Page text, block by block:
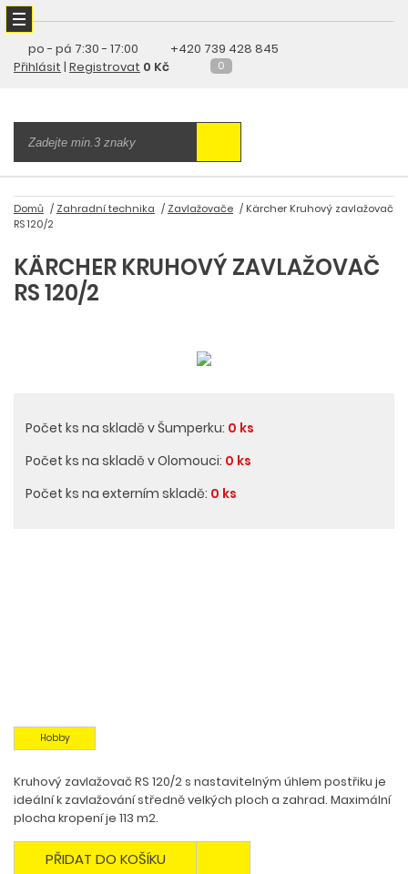
po - pá 7:30 - 17:00
+420 739 428 845
Přihlásit | Registrovat 0 Kč 0
Domů Zahradní technika Zavlažovače
Kärcher Kruhový zavlažovač
RS 120/2
KÄRCHER KRUHOVÝ ZAVLAŽOVAČ
RS 120/2
Počet ks na skladě v Šumperku: 0 ks
Počet ks na skladě v Olomouci: 0 ks
Počet ks na externím skladě: 0 ks
Hobby
Kruhový zavlažovač RS 120/2 s nastavitelným úhlem postřiku je
ideální k zavlažování středně velkých ploch a zahrad. Maximální
plocha kropení je 113 m2.
PŘIDAT DO KOŠÍKU